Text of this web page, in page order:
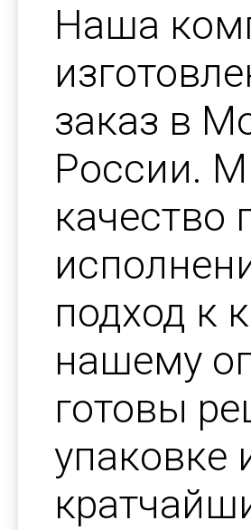
Наша
заказ в
России.
качество
подход к
нашему
готовы
упаковке